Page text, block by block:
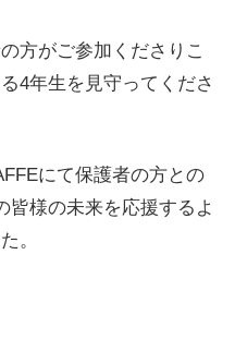
方がご参加くださりこ
4年生を見守ってくださ
にて保護者の方との
皆様の未来を応援するよ
。